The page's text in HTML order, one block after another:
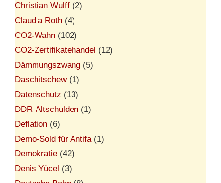
Christian Wulff (2)
Claudia Roth (4)
CO2-Wahn (102)
CO2-Zertifikatehandel (12)
Dämmungszwang (5)
Daschitschew(1)
Datenschutz (13)
DDR-Altschulden (1)
Deflation (6)
Demo-Sold für Antifa(1)
Demokratie (42)
Denis Yücel (3)